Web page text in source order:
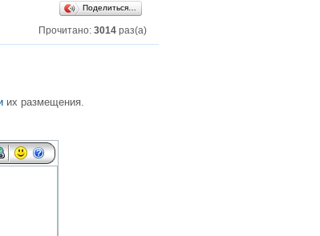
Поделиться…
Прочитано: 3014 раз(а)
их размещения.